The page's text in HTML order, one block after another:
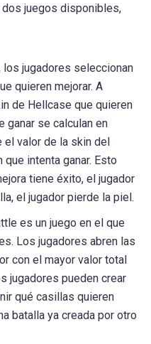
juegos disponibles,
los jugadores seleccionan
quieren mejorar. A
de Hellcase que quieren
ganar se calculan en
el valor de la skin del
intenta ganar. Esto
tiene éxito, el jugador
el jugador pierde la piel.
es un juego en el que
Los jugadores abren las
con el mayor valor total
jugadores pueden crear
qué casillas quieren
batalla ya creada por otro